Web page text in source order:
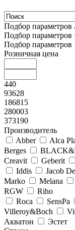
Подбор параметров
Подбор параметров
Подбор параметров
Розничная цена
440
93628
186815
280003
373190
Производитель
Abber
Alca
Berges
Creavit
Geberit
Iddis
Jacob
Marko
Melana
RGW
Riho
Roca
SensPa
Villeroy&Boсh
Акватон
Эстет